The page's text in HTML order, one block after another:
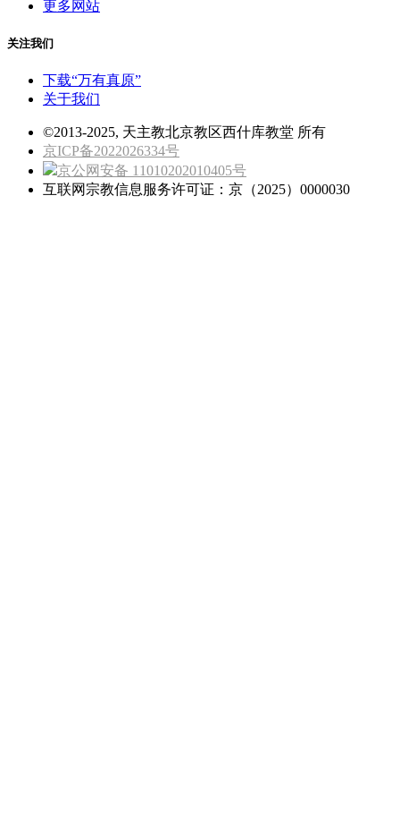
更多网站
关注我们
下载“万有真原”
关于我们
©2013-2025, 天主教北京教区西什库教堂 所有
京ICP备2022026334号
京公网安备 11010202010405号
互联网宗教信息服务许可证：京（2025）0000030